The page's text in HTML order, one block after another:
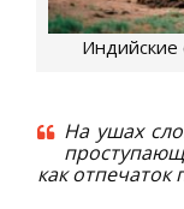
На ушах
как отпечаток